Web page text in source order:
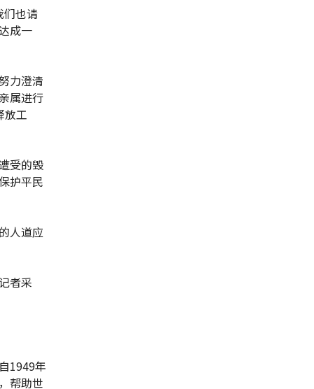
们也请
成一
力澄清
属进行
放工
受的毁
护平民
人道应
者采
1949年
帮助世